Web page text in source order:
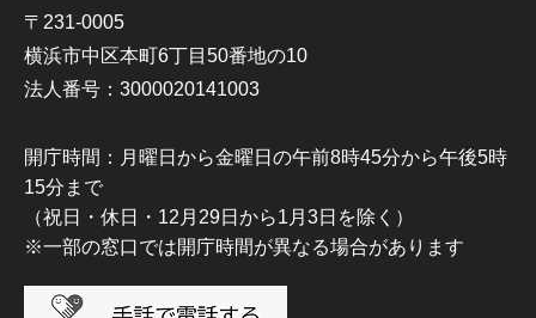
〒231-0005
横浜市中区本町6丁目50番地の10
法人番号：3000020141003
開庁時間：月曜日から金曜日の午前8時45分から午後5時
15分まで
（祝日・休日・12月29日から1月3日を除く）
※一部の窓口では開庁時間が異なる場合があります